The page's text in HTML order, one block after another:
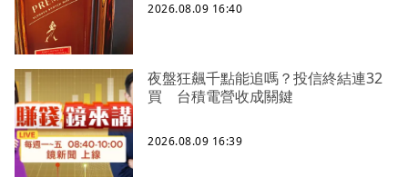
2026.08.09 16:40
夜盤狂飆千點能追嗎？投信終結連32
買 台積電營收成關鍵
2026.08.09 16:39